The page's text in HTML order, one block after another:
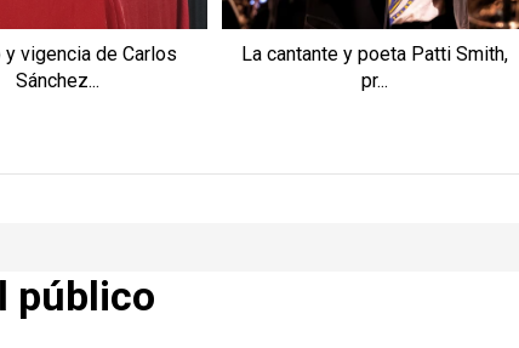
y vigencia de Carlos
Sánchez...
La cantante y poeta Patti Smith,
pr...
público